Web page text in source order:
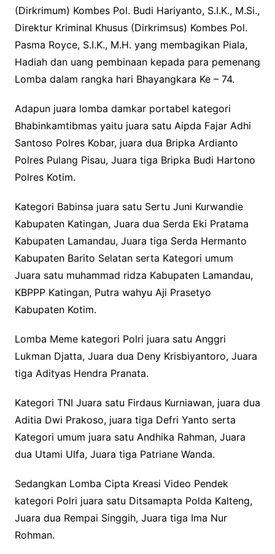
(Dirkrimum) Kombes Pol. Budi Hariyanto, S.I.K., M.Si.,
Direktur Kriminal Khusus (Dirkrimsus) Kombes Pol.
Pasma Royce, S.I.K., M.H. yang membagikan Piala,
Hadiah dan uang pembinaan kepada para pemenang
Lomba dalam rangka hari Bhayangkara Ke – 74.
Adapun juara lomba damkar portabel kategori
Bhabinkamtibmas yaitu juara satu Aipda Fajar Adhi
Santoso Polres Kobar, juara dua Bripka Ardianto
Polres Pulang Pisau, Juara tiga Bripka Budi Hartono
Polres Kotim.
Kategori Babinsa juara satu Sertu Juni Kurwandie
Kabupaten Katingan, Juara dua Serda Eki Pratama
Kabupaten Lamandau, Juara tiga Serda Hermanto
Kabupaten Barito Selatan serta Kategori umum
Juara satu muhammad ridza Kabupaten Lamandau,
KBPPP Katingan, Putra wahyu Aji Prasetyo
Kabupaten Kotim.
Lomba Meme kategori Polri juara satu Anggri
Lukman Djatta, Juara dua Deny Krisbiyantoro, Juara
tiga Adityas Hendra Pranata.
Kategori TNI Juara satu Firdaus Kurniawan, juara dua
Aditia Dwi Prakoso, juara tiga Defri Yanto serta
Kategori umum juara satu Andhika Rahman, Juara
dua Utami Ulfa, Juara tiga Patriane Wanda.
Sedangkan Lomba Cipta Kreasi Video Pendek
kategori Polri juara satu Ditsamapta Polda Kalteng,
Juara dua Rempai Singgih, Juara tiga Ima Nur
Rohman.